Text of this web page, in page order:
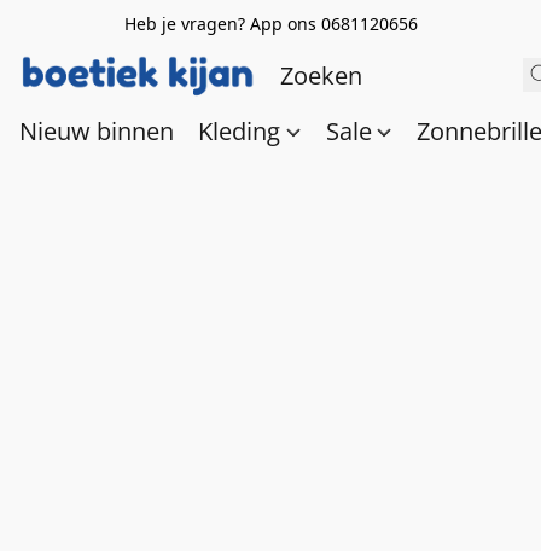
Heb je vragen? App ons 0681120656
Nieuw binnen Kleding Sale